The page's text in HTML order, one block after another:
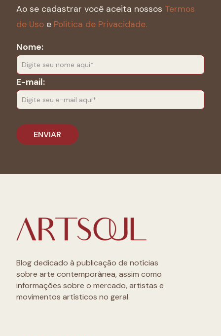
Ao se cadastrar você aceita nossos Termos
de Uso e Politica de Privacidade.
Nome:
E-mail:
Blog dedicado à publicação de notícias
sobre arte contemporânea, assim como
informações sobre o mercado, artistas e
movimentos artísticos no geral.